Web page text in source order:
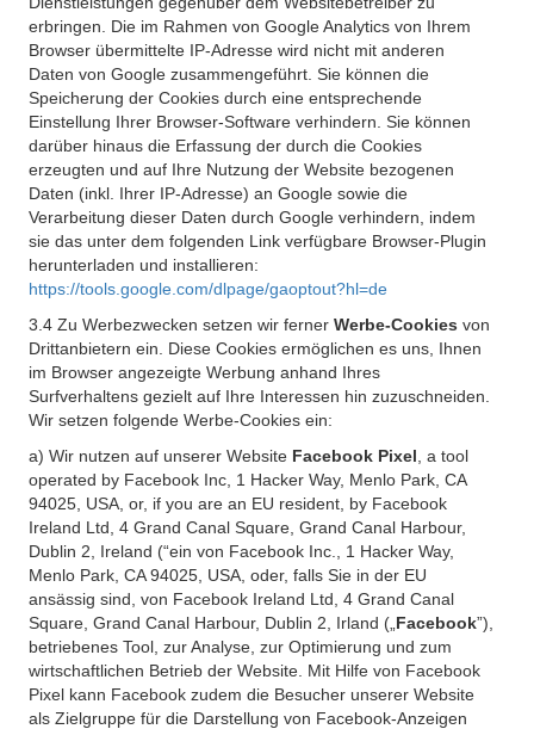
erbringen. Die im Rahmen von Google Analytics von Ihrem
Browser übermittelte IP-Adresse wird nicht mit anderen
Daten von Google zusammengeführt. Sie können die
Speicherung der Cookies durch eine entsprechende
Einstellung Ihrer Browser-Software verhindern. Sie können
darüber hinaus die Erfassung der durch die Cookies
erzeugten und auf Ihre Nutzung der Website bezogenen
Daten (inkl. Ihrer IP-Adresse) an Google sowie die
Verarbeitung dieser Daten durch Google verhindern, indem
sie das unter dem folgenden Link verfügbare Browser-Plugin
herunterladen und installieren:
https://tools.google.com/dlpage/gaoptout?hl=de
3.4 Zu Werbezwecken setzen wir ferner Werbe-Cookies von
Drittanbietern ein. Diese Cookies ermöglichen es uns, Ihnen
im Browser angezeigte Werbung anhand Ihres
Surfverhaltens gezielt auf Ihre Interessen hin zuzuschneiden.
Wir setzen folgende Werbe-Cookies ein:
a) Wir nutzen auf unserer Website Facebook Pixel , a tool
operated by Facebook Inc, 1 Hacker Way, Menlo Park, CA
94025, USA, or, if you are an EU resident, by Facebook
Ireland Ltd, 4 Grand Canal Square, Grand Canal Harbour,
Dublin 2, Ireland (“ein von Facebook Inc., 1 Hacker Way,
Menlo Park, CA 94025, USA, oder, falls Sie in der EU
ansässig sind, von Facebook Ireland Ltd, 4 Grand Canal
Square, Grand Canal Harbour, Dublin 2, Irland („ Facebook”),
betriebenes Tool, zur Analyse, zur Optimierung und zum
wirtschaftlichen Betrieb der Website. Mit Hilfe von Facebook
Pixel kann Facebook zudem die Besucher unserer Website
als Zielgruppe für die Darstellung von Facebook-Anzeigen